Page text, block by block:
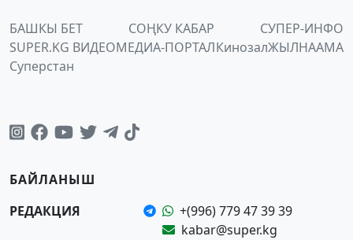
БАШКЫ БЕТ СОҢКУ КАБАР
СУПЕР-ИНФО
SUPER.KG ВИДЕОМЕДИА-ПОРТАЛКинозалЖЫЛНААМА
Суперстан
БАЙЛАНЫШ
РЕДАКЦИЯ
+(996) 779 47 39 39
kabar@super.kg